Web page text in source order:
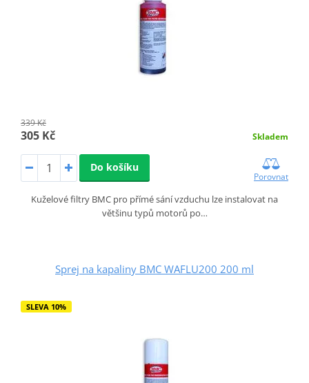
339 Kč
305 Kč Skladem
Do košíku
Porovnat
Kuželové filtry BMC pro přímé sání vzduchu lze instalovat na
většinu typů motorů po…
Sprej na kapaliny BMC WAFLU200 200 ml
SLEVA 10%